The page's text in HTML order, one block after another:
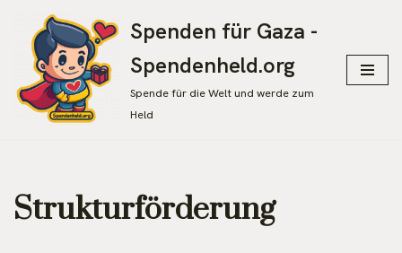
Zum
Inhalt
springen
Spenden für Gaza -
Spendenheld.org
Spende für die Welt und werde zum
Held
Strukturförderung